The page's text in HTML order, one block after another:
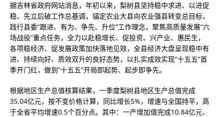
据吉林省政府网站消息，年初以来，梨树县坚持稳中求进、以进促
稳、先立后破工作总基调，锚定农业大县向农业强县转变总目标，
践行县委“跟进、有为、争先、升位”工作理念，聚焦高质量发展“六
场战役”重点任务，全力以赴稳增长、促投资、兴产业、惠民生，
各项稳经济、促发展政策加快落地见效，全县经济大盘呈现稳中有
进、持续向好、质效双升的良好态势，以扎实成效实现“十五五”首
季开门红，做到“十五五”开局即起势、起步即争先。
根据地区生产总值核算结果，一季度梨树县地区生产总值完成
35.04亿元，按不变价格计算，同比增长5%，增速与全国持平，高
于全省平均增速0.5个百分点。其中：一产增加值完成10.84亿元、